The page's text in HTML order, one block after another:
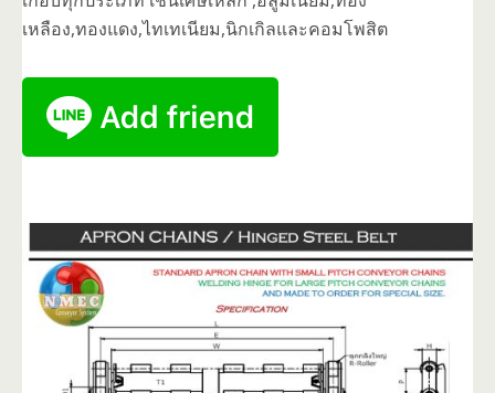
เหลือง,ทองแดง,ไทเทเนียม,นิกเกิลและคอมโพสิต